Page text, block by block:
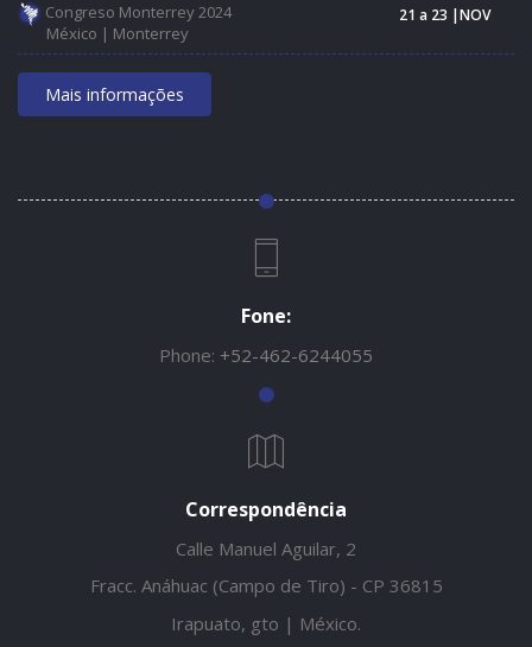
Congreso Monterrey 2024
México | Monterrey
21 a 23 |NOV
Mais informações
Fone:
Phone: +52-462-6244055
Correspondência
Calle Manuel Aguilar, 2
Fracc. Anáhuac (Campo de Tiro) - CP 36815
Irapuato, gto | México.